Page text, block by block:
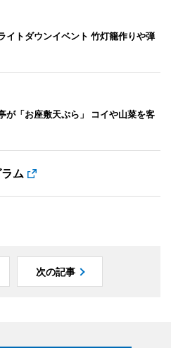
イトダウンイベント 竹灯籠作りや弾
が「お座敷天ぷら」 コイや山菜を客
ム
次の記事